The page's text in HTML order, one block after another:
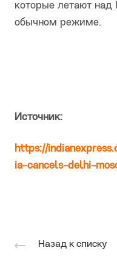
которые летают над
обычном режиме.
Источник:
https://
ia-cancels-delhi-
Назад к списку